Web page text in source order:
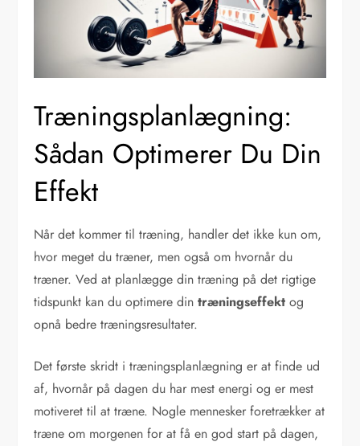
Træningsplanlægning:
Sådan Optimerer Du Din
Effekt
Når det kommer til træning, handler det ikke kun om,
hvor meget du træner, men også om hvornår du
træner. Ved at planlægge din træning på det rigtige
tidspunkt kan du optimere dintræningseffekt og
opnå bedre træningsresultater.
Det første skridt i træningsplanlægning er at finde ud
af, hvornår på dagen du har mest energi og er mest
motiveret til at træne. Nogle mennesker foretrækker at
træne om morgenen for at få en god start på dagen,